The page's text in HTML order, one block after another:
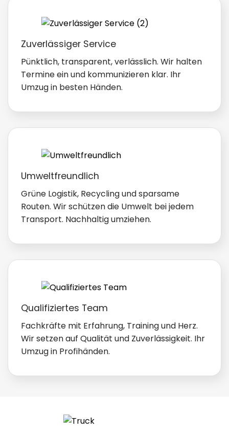
Zuverlässiger Service
Pünktlich, transparent, verlässlich. Wir halten
Termine ein und kommunizieren klar. Ihr
Umzug in besten Händen.
Umweltfreundlich
Grüne Logistik, Recycling und sparsame
Routen. Wir schützen die Umwelt bei jedem
Transport. Nachhaltig umziehen.
Qualifiziertes Team
Fachkräfte mit Erfahrung, Training und Herz.
Wir setzen auf Qualität und Zuverlässigkeit. Ihr
Umzug in Profihänden.